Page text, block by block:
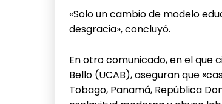
«Solo un cambio de modelo
desgracia», concluyó.
En otro comunicado, en el que
Bello (UCAB), aseguran que
Tobago, Panamá, República